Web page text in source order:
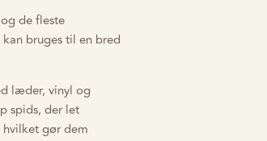
de fleste
bruges til en bred
læder, vinyl og
spids, der let
gør dem